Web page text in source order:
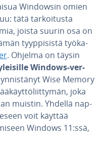
Windowsin omien
tätä tar­koi­tus­ta
joista suurin osa on
tyyp­pi­sis­tä työ­ka­
. Ohjelma on täysin
Windows-ver­
Wise Memory
joka
muistin. Yhdellä nap­
voit käyttää
Windows 11:ssä,